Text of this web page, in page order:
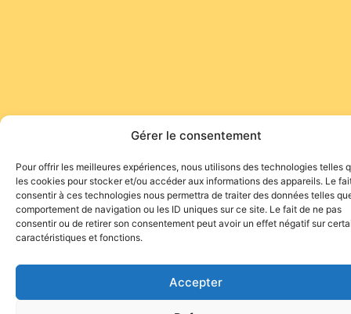
Gérer le consentement
Pour offrir les meilleures expériences, nous utilisons des technologies telles
les cookies pour stocker et/ou accéder aux informations des appareils. Le
consentir à ces technologies nous permettra de traiter des données telles
comportement de navigation ou les ID uniques sur ce site. Le fait de ne pas
consentir ou de retirer son consentement peut avoir un effet négatif sur
caractéristiques et fonctions.
Accepter